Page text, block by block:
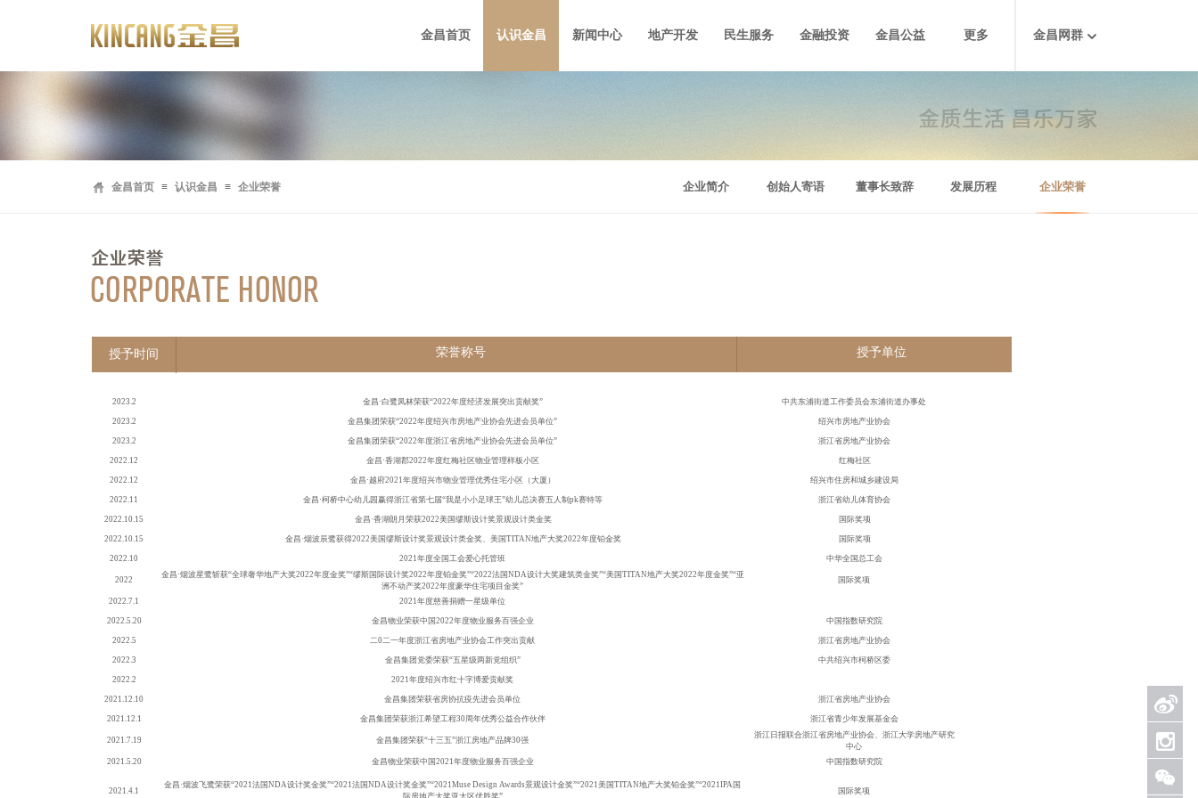
金昌首页 认识金昌 新闻中心 地产开发 民生服务 金融投资 金昌公益 更多 金昌网群
企业简介 创始人寄语 董事长致辞 发展历程 企业荣誉
金昌首页 ≡ 认识金昌 ≡ 企业荣誉
授予时间 荣誉称号 授予单位
2023.2 金昌 ·白鹭凤林荣获“2022年度经济发展突出贡献奖” 中共东浦街道工作委员会东浦街道办事处
2023.2 金昌集团荣获“2022年度绍兴市房地产业协会先进会员单位” 绍兴市房地产业协会
2023.2 金昌集团荣获“2022年度浙江省房地产业协会先进会员单位” 浙江省房地产业协会
2022.12 金昌 ·香湖郡2022年度红梅社区物业管理样板小区 红梅社区
2022.12 金昌 ·越府2021年度绍兴市物业管理优秀住宅小区（大厦） 绍兴市住房和城乡建设局
2022.11 金昌 ·柯桥中心幼儿园赢得浙江省第七届“我是小小足球王”幼儿总决赛五人制pk赛特等 浙江省幼儿体育协会
2022.10.15 金昌 ·香湖朗月荣获2022美国缪斯设计奖景观设计类金奖 国际奖项
2022.10.15 金昌 ·烟波辰鹭获得2022美国缪斯设计奖景观设计类金奖、美国TITAN地产大奖2022年度铂金奖 国际奖项
2022.10 2021年度全国工会爱心托管班 中华全国总工会
2022
金昌 ·烟波星鹭斩获“全球奢华地产大奖2022年度金奖”“缪斯国际设计奖2022年度铂金奖”“2022法国NDA设计大奖建筑类金奖”“美国TITAN地产大奖2022年度金奖”“亚
洲不动产奖2022年度豪华住宅项目金奖”
国际奖项
2022.7.1 2021年度慈善捐赠一星级单位
2022.5.20 金昌物业荣获中国2022年度物业服务百强企业 中国指数研究院
2022.5 二0二一年度浙江省房地产业协会工作突出贡献 浙江省房地产业协会
2022.3 金昌集团党委荣获“五星级两新党组织” 中共绍兴市柯桥区委
2022.2 2021年度绍兴市红十字博爱贡献奖
2021.12.10 金昌集团荣获省房协抗疫先进会员单位 浙江省房地产业协会
2021.12.1 金昌集团荣获浙江希望工程30周年优秀公益合作伙伴 浙江省青少年发展基金会
2021.7.19 金昌集团荣获“十三五”浙江房地产品牌30强
浙江日报联合浙江省房地产业协会、浙江大学房地产研究
中心
2021.5.20
金昌物业荣获中国2021年度物业服务百强企业 中国指数研究院
2021.4.1
金昌 ·烟波飞鹭荣获“2021法国NDA设计奖金奖”“2021法国NDA设计奖金奖”“2021Muse Design Awards景观设计金奖”“2021美国TITAN地产大奖铂金奖”“2021IPA国
际房地产大奖亚太区优胜奖”
国际奖项